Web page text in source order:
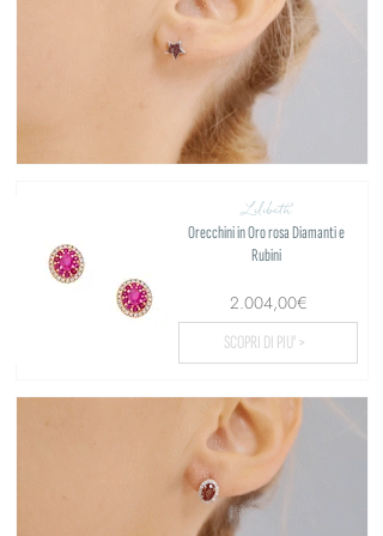
Lilibeth
Orecchini in Oro rosa Diamanti e
Rubini
2.004,00€
SCOPRI DI PIU' >